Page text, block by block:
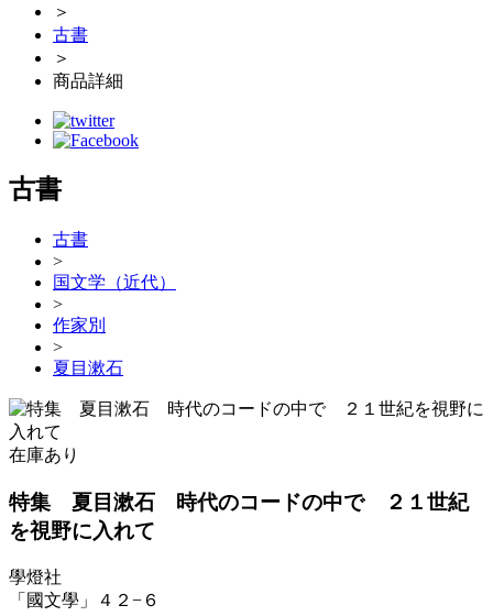
＞
古書
＞
商品詳細
古書
古書
>
国文学（近代）
>
作家別
>
夏目漱石
在庫あり
特集 夏目漱石 時代のコードの中で ２１世紀
を視野に入れて
學燈社
「國文學」４２−６